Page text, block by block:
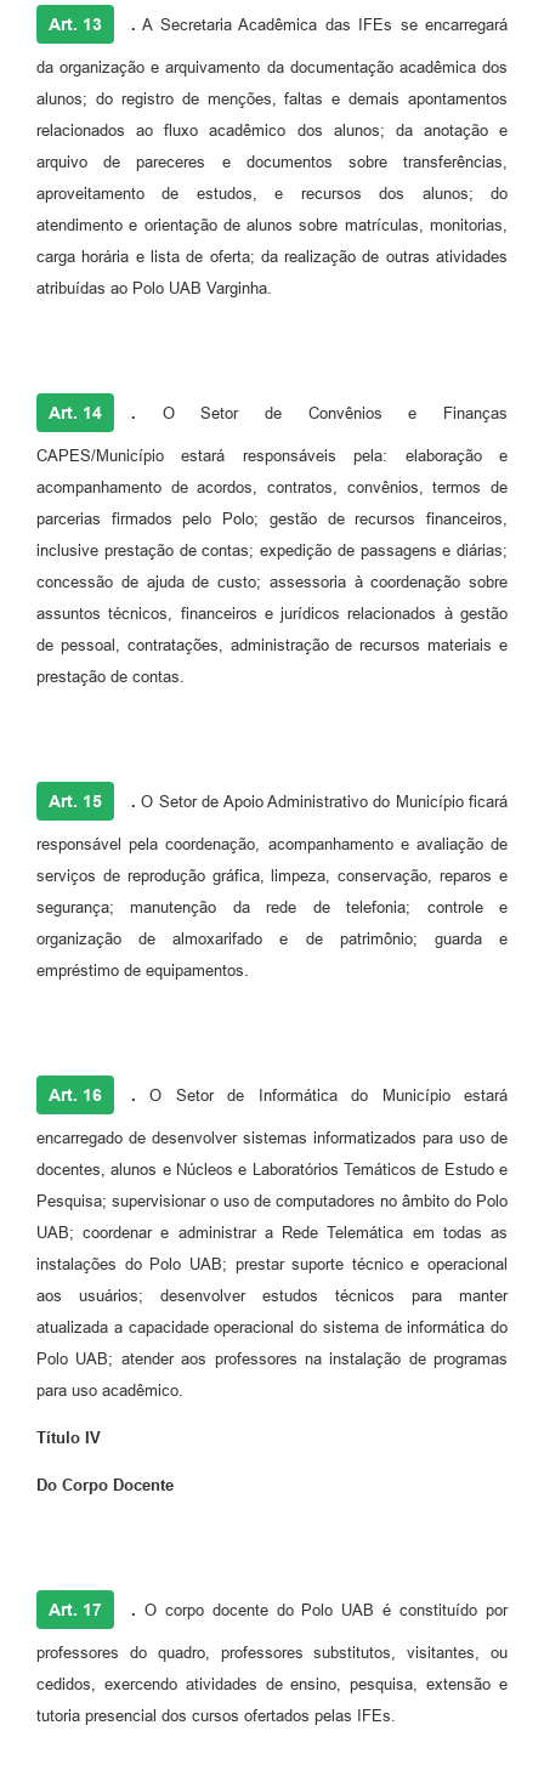
Art. 13 . A Secretaria Acadêmica das IFEs se encarregará
da organização e arquivamento da documentação acadêmica dos
alunos; do registro de menções, faltas e demais apontamentos
relacionados ao fluxo acadêmico dos alunos; da anotação e
arquivo de pareceres e documentos sobre transferências,
aproveitamento de estudos, e recursos dos alunos; do
atendimento e orientação de alunos sobre matrículas, monitorias,
carga horária e lista de oferta; da realização de outras atividades
atribuídas ao Polo UAB Varginha.
Art. 14 . O Setor de Convênios e Finanças
CAPES/Município estará responsáveis pela: elaboração e
acompanhamento de acordos, contratos, convênios, termos de
parcerias firmados pelo Polo; gestão de recursos financeiros,
inclusive prestação de contas; expedição de passagens e diárias;
concessão de ajuda de custo; assessoria à coordenação sobre
assuntos técnicos, financeiros e jurídicos relacionados à gestão
de pessoal, contratações, administração de recursos materiais e
prestação de contas.
Art. 15 . O Setor de Apoio Administrativo do Município ficará
responsável pela coordenação, acompanhamento e avaliação de
serviços de reprodução gráfica, limpeza, conservação, reparos e
segurança; manutenção da rede de telefonia; controle e
organização de almoxarifado e de patrimônio; guarda e
empréstimo de equipamentos.
Art. 16 . O Setor de Informática do Município estará
encarregado de desenvolver sistemas informatizados para uso de
docentes, alunos e Núcleos e Laboratórios Temáticos de Estudo e
Pesquisa; supervisionar o uso de computadores no âmbito do Polo
UAB; coordenar e administrar a Rede Telemática em todas as
instalações do Polo UAB; prestar suporte técnico e operacional
aos usuários; desenvolver estudos técnicos para manter
atualizada a capacidade operacional do sistema de informática do
Polo UAB; atender aos professores na instalação de programas
para uso acadêmico.
Título IV
Do Corpo Docente
Art. 17 . O corpo docente do Polo UAB é constituído por
professores do quadro, professores substitutos, visitantes, ou
cedidos, exercendo atividades de ensino, pesquisa, extensão e
tutoria presencial dos cursos ofertados pelas IFEs.